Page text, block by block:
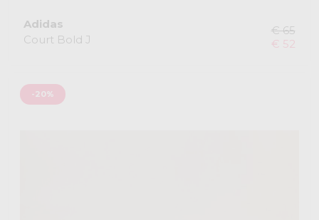
Adidas
Court Bold J
€ 65
€ 52
-20%